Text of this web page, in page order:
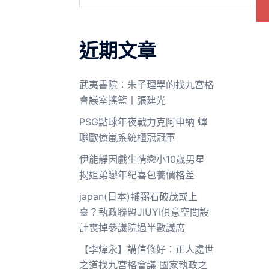
近期文章
武夷書院：朱子理學的找九宮格
會議室搖籃丨張建光
PSG點球年夜戰力克阿申納 蟬
聯歐億嵐系統櫃冠冠軍
伊能靜因戲生情戀小10歲男星
揭姐弟戀年紀喜包養價格差
japan(日本)輔弼石破茂或上
臺？執政聯盟JIUYI俱意空間設
計喪掉參議院過半數議席
【李煒永】講信修好：正人處世
之道找九宮格會議 國家執政之